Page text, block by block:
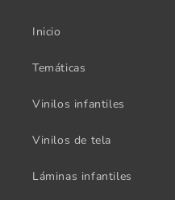
Inicio
Temáticas
Vinilos infantiles
Vinilos de tela
Láminas infantiles